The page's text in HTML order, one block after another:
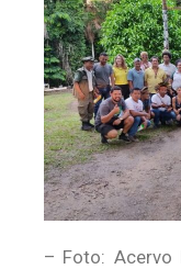
– Foto: Acervo